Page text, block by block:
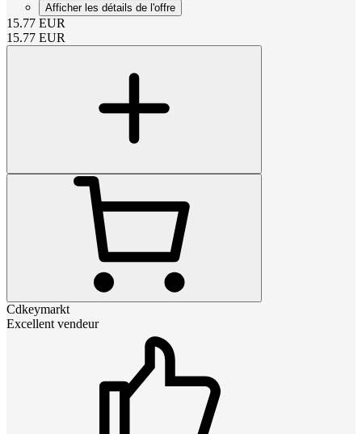
Afficher les détails de l'offre
15.77 EUR
15.77 EUR
Cdkeymarkt
Excellent vendeur